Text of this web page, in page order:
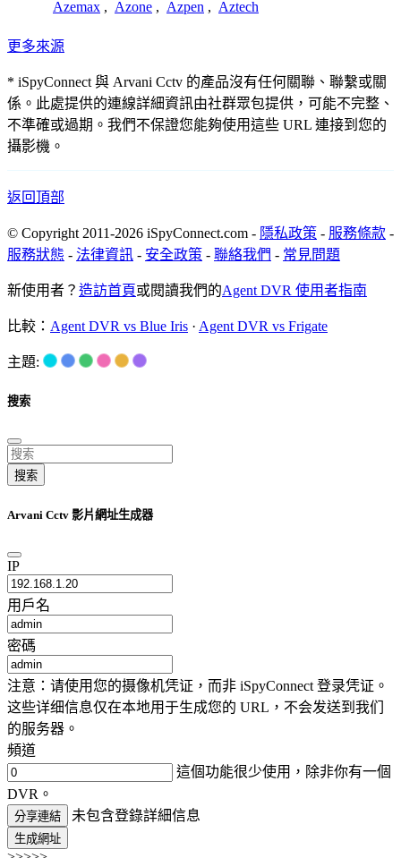
Azemax , Azone , Azpen , Aztech
更多來源
* iSpyConnect 與 Arvani Cctv 的產品沒有任何關聯、聯繫或關
係。此處提供的連線詳細資訊由社群眾包提供，可能不完整、
不準確或過期。我們不保證您能夠使用這些 URL 連接到您的
攝影機。
返回頂部
© Copyright 2011-2026 iSpyConnect.com - 隱私政策 - 服務條款 -
服務狀態 - 法律資訊 - 安全政策 - 聯絡我們 - 常見問題
新使用者？ 造訪首頁或閱讀我們的Agent DVR 使用者指南
比較： Agent DVR vs Blue Iris · Agent DVR vs Frigate
主題:
搜索
搜索
Arvani Cctv 影片網址生成器
IP
用戶名
密碼
注意：请使用您的摄像机凭证，而非 iSpyConnect 登录凭证。
这些详细信息仅在本地用于生成您的 URL，不会发送到我们
的服务器。
頻道
這個功能很少使用，除非你有一個
DVR。
分享連結 未包含登錄詳細信息
生成網址